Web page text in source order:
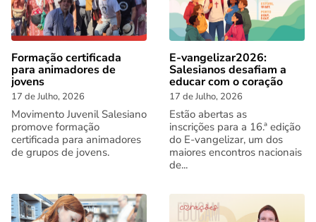
Formação certificada
para animadores de
jovens
17 de Julho, 2026
Movimento Juvenil Salesiano
promove formação
certificada para animadores
de grupos de jovens.
E-vangelizar2026:
Salesianos desafiam a
educar com o coração
17 de Julho, 2026
Estão abertas as
inscrições para a 16.ª edição
do E-vangelizar, um dos
maiores encontros nacionais
de...